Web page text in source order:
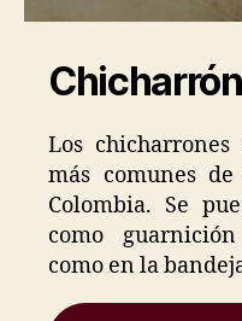
Chicharrón
Los
más comunes
Colombia. Se
como
como en la